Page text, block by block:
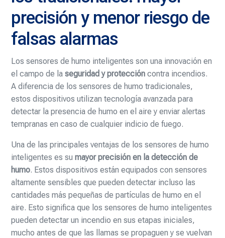
precisión y menor riesgo de
falsas alarmas
Los sensores de humo inteligentes son una innovación en
el campo de laseguridad y protección contra incendios.
A diferencia de los sensores de humo tradicionales,
estos dispositivos utilizan tecnología avanzada para
detectar la presencia de humo en el aire y enviar alertas
tempranas en caso de cualquier indicio de fuego.
Una de las principales ventajas de los sensores de humo
inteligentes es sumayor precisión en la detección de
humo. Estos dispositivos están equipados con sensores
altamente sensibles que pueden detectar incluso las
cantidades más pequeñas de partículas de humo en el
aire. Esto significa que los sensores de humo inteligentes
pueden detectar un incendio en sus etapas iniciales,
mucho antes de que las llamas se propaguen y se vuelvan